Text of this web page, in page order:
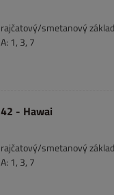
rajčatový/smetanový
A: 1, 3, 7
42 - Hawai
rajčatový/smetanový
A: 1, 3, 7